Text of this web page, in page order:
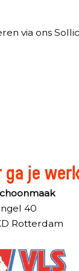
via ons
ga je
40
Rotterdam